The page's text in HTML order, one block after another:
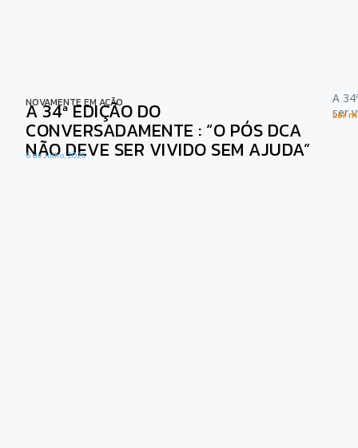
NOVAMENTE EM AÇÃO
A 34ª EDIÇÃO DO
CONVERSADAMENTE : “O PÓS DCA
NÃO DEVE SER VIVIDO SEM AJUDA”
6 de Julho, 2026
A
ser
Ler